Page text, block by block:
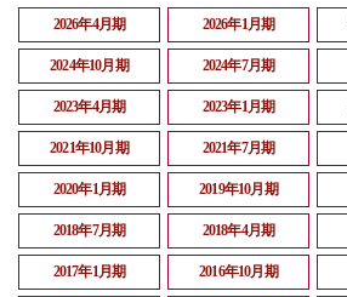
2026年4月期 2026年1月期
2024年10月期 2024年7月期
2023年4月期 2023年1月期
2021年10月期 2021年7月期
2020年1月期 2019年10月期
2018年7月期 2018年4月期
2017年1月期 2016年10月期